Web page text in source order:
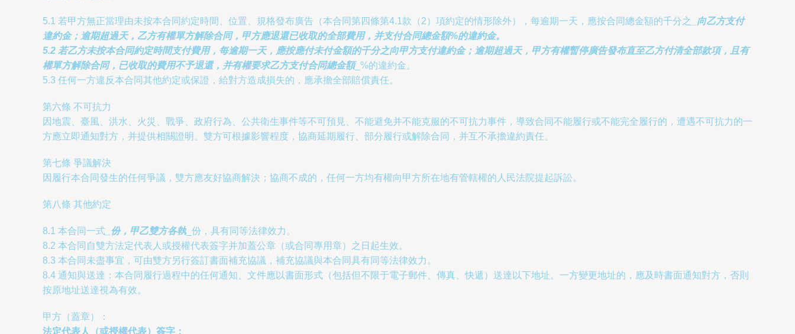
5.1 若甲方無正當理由未按本合同約定時間、位置、規格發布廣告（本合同第四條第4.1款（2）項約定的情形除外），每逾期一天，應按合同總金額的千分之
_向乙方支付
違約金；逾期超過天，乙方有權單方解除合同，甲方應退還已收取的全部費用，并支付合同總金額%的違約金。
5.2 若乙方未按本合同約定時間支付費用，每逾期一天，應按應付未付金額的千分之向甲方支付違約金；逾期超過天，甲方有權暫停廣告發布直至乙方付清全部款項，且有
權單方解除合同，已收取的費用不予退還，并有權要求乙方支付合同總金額_%的違約金。
5.3 任何一方違反本合同其他約定或保證，給對方造成損失的，應承擔全部賠償責任。
第六條 不可抗力
因地震、臺風、洪水、火災、戰爭、政府行為、公共衛生事件等不可預見、不能避免并不能克服的不可抗力事件，導致合同不能履行或不能完全履行的，遭遇不可抗力的一
方應立即通知對方，并提供相關證明。雙方可根據影響程度，協商延期履行、部分履行或解除合同，并互不承擔違約責任。
第七條 爭議解決
因履行本合同發生的任何爭議，雙方應友好協商解決；協商不成的，任何一方均有權向甲方所在地有管轄權的人民法院提起訴訟。
第八條 其他約定
8.1 本合同一式 _份，甲乙雙方各執_份，具有同等法律效力。
8.2 本合同自雙方法定代表人或授權代表簽字并加蓋公章（或合同專用章）之日起生效。
8.3 本合同未盡事宜，可由雙方另行簽訂書面補充協議，補充協議與本合同具有同等法律效力。
8.4 通知與送達：本合同履行過程中的任何通知、文件應以書面形式（包括但不限于電子郵件、傳真、快遞）送達以下地址。一方變更地址的，應及時書面通知對方，否則
按原地址送達視為有效。
甲方（蓋章）：
法定代表人（或授權代表）簽字：